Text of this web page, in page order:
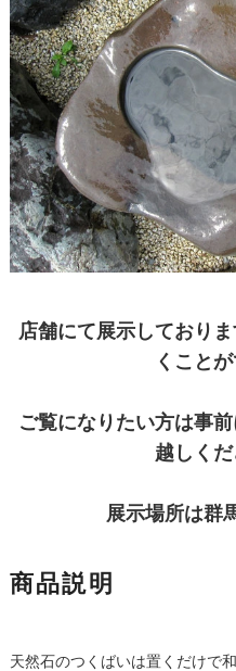
店舗にて展示しており
くことが
ご覧になりたい方は事
越しくだ
展示場所は群
商品説明
天然石のつくばいは置くだけで